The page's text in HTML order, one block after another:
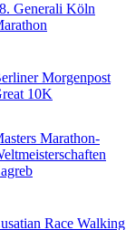
Generali Köln
Morgenpost
10K
Marathon-
Race Walking